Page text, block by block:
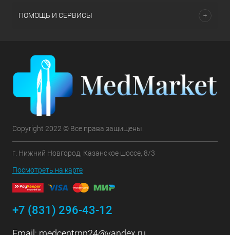
ПОМОЩЬ И СЕРВИСЫ
Copyright 2022 © Все права защищены.
г. Нижний Новгород, Казанское шоссе, 8/3
Посмотреть на карте
+7 (831) 296-43-12